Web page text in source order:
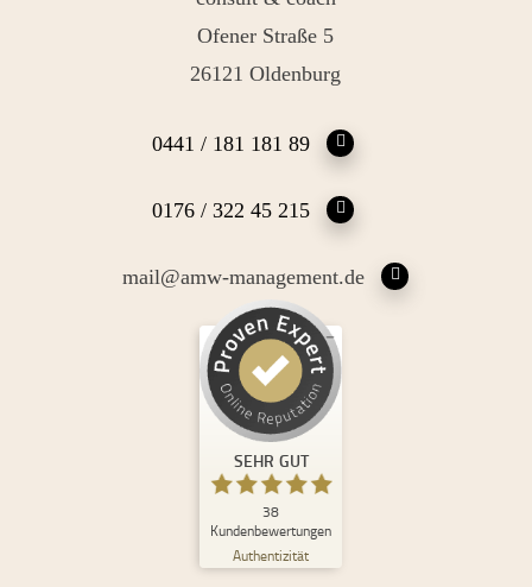
Ofener Straße 5
26121 Oldenburg
0441 / 181 181 89
0176 / 322 45 215
mail@amw-management.de
SEHR GUT
38
Kundenbewertungen
Authentizität
Kundenbewertungen und Erfahrungen zu
Andrea Maria Waden
Empfehlungen auf
ProvenExpert.com
SEHR GUT
30
8